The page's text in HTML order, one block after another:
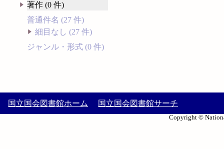
著作 (0 件)
普通件名 (27 件)
細目なし (27 件)
ジャンル・形式 (0 件)
国立国会図書館ホーム 国立国会図書館サーチ
Copyright ©